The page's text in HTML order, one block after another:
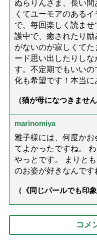
ぬらりんさま、長い
くてユーモアのある
で、毎回楽しく読ま
護中で、癒されたり
がないのが寂しくて
ード思い出したりし
す。不定期でもいい
化も希望です！本当に
（猫が母になつきませ
marinomiya
雅子様には、何度か
てよかったですね。
やっとです。 まりと
のお姿が好きなんです
（《同じパールでも印
の夏ネックレス」上品
に見せる4つの法則）
コメ